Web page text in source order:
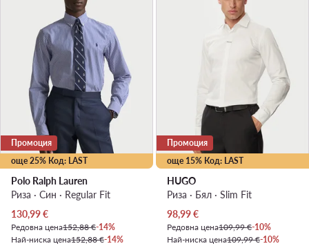
още 25% Код: LAST
Промоция
Polo Ralph Lauren
Риза · Син · Regular Fit
Актуална цена
130,99€
Редовна цена152,88 €-14%
Най-ниска цена152,88 €-14%
още 15% Код: LAST
Промоция
HUGO
Риза · Бял · Slim Fit
Актуална цена
98,99€
Редовна цена109,99 €-10%
Най-ниска цена109,99 €-10%